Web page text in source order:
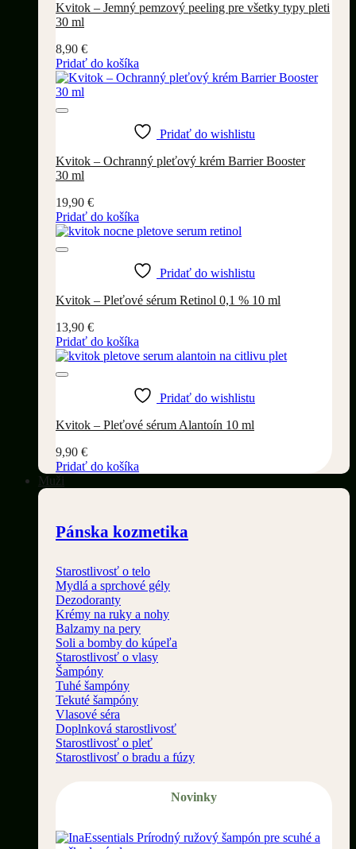
Kvitok – Jemný pemzový peeling pre všetky typy pleti
30 ml
8,90 €
Pridať do košíka
Pridať do wishlistu
Kvitok – Ochranný pleťový krém Barrier Booster
30 ml
19,90 €
Pridať do košíka
Pridať do wishlistu
Kvitok – Pleťové sérum Retinol 0,1 % 10 ml
13,90 €
Pridať do košíka
Pridať do wishlistu
Kvitok – Pleťové sérum Alantoín 10 ml
9,90 €
Pridať do košíka
Muži
Pánska kozmetika
Starostlivosť o telo
Mydlá a sprchové gély
Dezodoranty
Krémy na ruky a nohy
Balzamy na pery
Soli a bomby do kúpeľa
Starostlivosť o vlasy
Šampóny
Tuhé šampóny
Tekuté šampóny
Vlasové séra
Doplnková starostlivosť
Starostlivosť o pleť
Starostlivosť o bradu a fúzy
Novinky